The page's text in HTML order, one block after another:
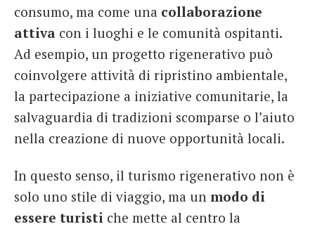
consumo, ma come una collaborazione
attiva con i luoghi e le comunità ospitanti.
Ad esempio, un progetto rigenerativo può
coinvolgere attività di ripristino ambientale,
la partecipazione a iniziative comunitarie, la
salvaguardia di tradizioni scomparse o l’aiuto
nella creazione di nuove opportunità locali.
In questo senso, il turismo rigenerativo non è
solo uno stile di viaggio, ma un modo di
essere turisti che mette al centro la